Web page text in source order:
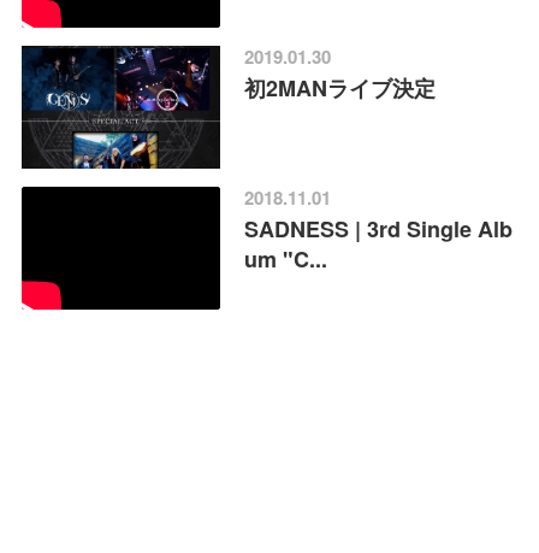
2019.01.30
初2MANライブ決定
2018.11.01
SADNESS | 3rd Single Alb
um "C...